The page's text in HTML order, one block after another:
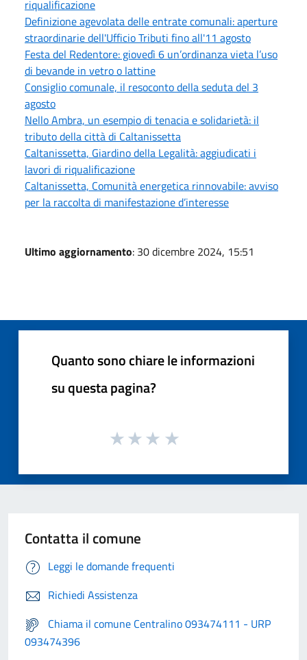
riqualificazione
Definizione agevolata delle entrate comunali: aperture
straordinarie dell'Ufficio Tributi fino all'11 agosto
Festa del Redentore: giovedì 6 un’ordinanza vieta l’uso
di bevande in vetro o lattine
Consiglio comunale, il resoconto della seduta del 3
agosto
Nello Ambra, un esempio di tenacia e solidarietà: il
tributo della città di Caltanissetta
Caltanissetta, Giardino della Legalità: aggiudicati i
lavori di riqualificazione
Caltanissetta, Comunità energetica rinnovabile: avviso
per la raccolta di manifestazione d’interesse
Ultimo aggiornamento: 30 dicembre 2024, 15:51
Quanto sono chiare le informazioni
su questa pagina?
Contatta il comune
Leggi le domande frequenti
Richiedi Assistenza
Chiama il comune Centralino 093474111 - URP
093474396